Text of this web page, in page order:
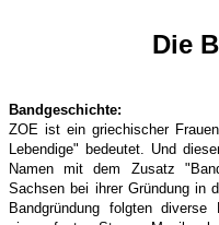
Die
Bandgeschichte:
ZOE ist ein griechischer
Lebendige" bedeutet. Und
Namen mit dem Zusatz
Sachsen bei ihrer Gründung in
Bandgründung folgten